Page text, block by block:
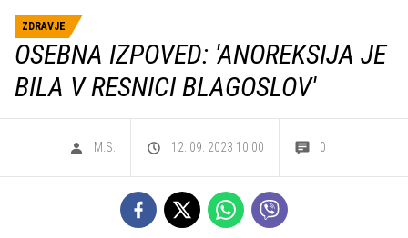
ZDRAVJE
OSEBNA IZPOVED: 'ANOREKSIJA JE
BILA V RESNICI BLAGOSLOV'
M.S. 12. 09. 2023 10.00 0